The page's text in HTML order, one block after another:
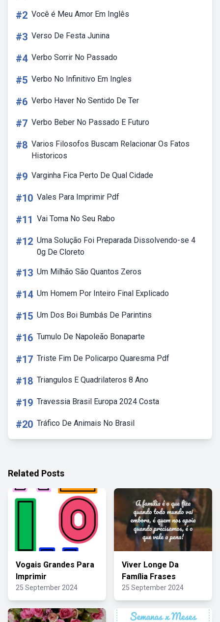
#2 Você é Meu Amor Em Inglês
#3 Verso De Festa Junina
#4 Verbo Sorrir No Passado
#5 Verbo No Infinitivo Em Ingles
#6 Verbo Haver No Sentido De Ter
#7 Verbo Beber No Passado E Futuro
#8 Varios Filosofos Buscam Relacionar Os Fatos
Historicos
#9 Varginha Fica Perto De Qual Cidade
#10 Vales Para Imprimir Pdf
#11 Vai Toma No Seu Rabo
#12 Uma Solução Foi Preparada Dissolvendo-se 4
0g De Cloreto
#13 Um Milhão São Quantos Zeros
#14 Um Homem Por Inteiro Final Explicado
#15 Um Dos Boi Bumbás De Parintins
#16 Tumulo De Napoleão Bonaparte
#17 Triste Fim De Policarpo Quaresma Pdf
#18 Triangulos E Quadrilateros 8 Ano
#19 Travessia Brasil Europa 2024 Costa
#20 Tráfico De Animais No Brasil
Related Posts
Vogais Grandes Para
Imprimir
25 September 2024
Viver Longe Da
Família Frases
25 September 2024